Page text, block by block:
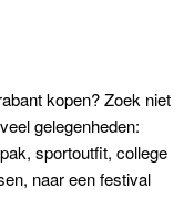
kopen? Zoek niet
gelegenheden:
sportoutfit, college
naar een festival